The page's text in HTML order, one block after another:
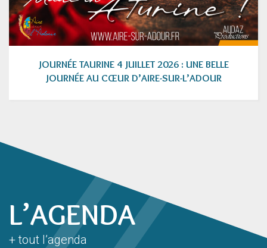
JOURNÉE TAURINE 4 JUILLET 2026 : UNE BELLE
JOURNÉE AU CŒUR D’AIRE-SUR-L’ADOUR
L’AGENDA
+ tout l’agenda